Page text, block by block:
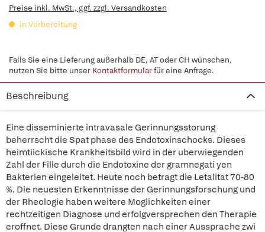
Preise inkl. MwSt., ggf. zzgl. Versandkosten
in Vorbereitung
Falls Sie eine Lieferung außerhalb DE, AT oder CH wünschen,
nutzen Sie bitte unser Kontaktformularfür eine Anfrage.
Beschreibung
Eine disseminierte intravasale Gerinnungsstorung
beherrscht die Spat phase des Endotoxinschocks. Dieses
heimtiickische Krankheitsbild wird in der uberwiegenden
Zahl der Fille durch die Endotoxine der gramnegati yen
Bakterien eingeleitet. Heute noch betragt die Letalitat 70-80
%. Die neuesten Erkenntnisse der Gerinnungsforschung und
der Rheologie haben weitere Moglichkeiten einer
rechtzeitigen Diagnose und erfolgversprechen den Therapie
eroffnet. Diese Grunde drangten nach einer Aussprache zwi